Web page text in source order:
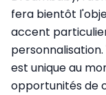
fera bientôt
accent
personnalisation.
est unique au
opportunités de